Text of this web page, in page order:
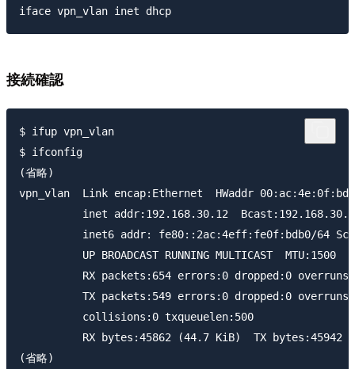
接続確認
$ ifup vpn_vlan
$ ifconfig
(省略)
vpn_vlan  Link encap:Ethernet  HWaddr
inet addr:192.168.30.12
inet6 addr: fe80::2ac:4eff:fe0f:bdb0/64
UP BROADCAST RUNNING MULTICAST  MTU:1500
RX packets:654 errors:0 dropped:0
TX packets:549 errors:0 dropped:0
          collisions:0 txqueuelen:500
RX bytes:45862 (44.7 KiB)  TX bytes:45942